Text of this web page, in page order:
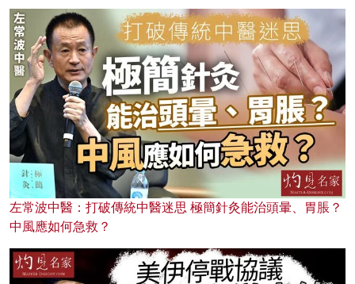
左常波中醫：打破傳統中醫迷思 極簡針灸能治頭暈、胃脹？
中風應如何急救？